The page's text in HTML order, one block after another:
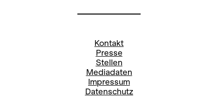
Kontakt
Presse
Stellen
Mediadaten
Impressum
Datenschutz